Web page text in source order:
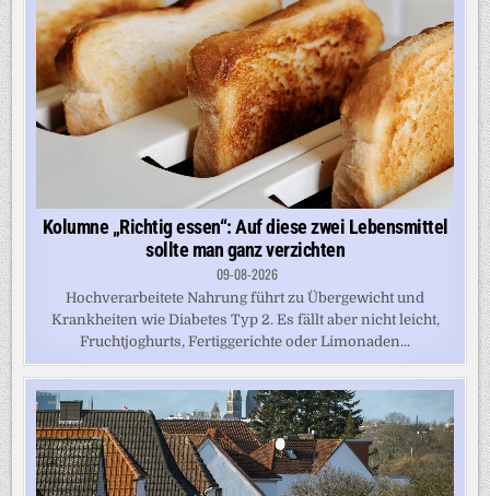
Kolumne „Richtig essen“: Auf diese zwei Lebensmittel
sollte man ganz verzichten
09-08-2026
Hochverarbeitete Nahrung führt zu Übergewicht und
Krankheiten wie Diabetes Typ 2. Es fällt aber nicht leicht,
Fruchtjoghurts, Fertiggerichte oder Limonaden...